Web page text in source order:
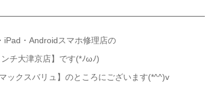
iPad・Androidスマホ修理店の
ンチ大津京店】です(*ﾉωﾉ)
ックスバリュ】のところにございます(*^^)v